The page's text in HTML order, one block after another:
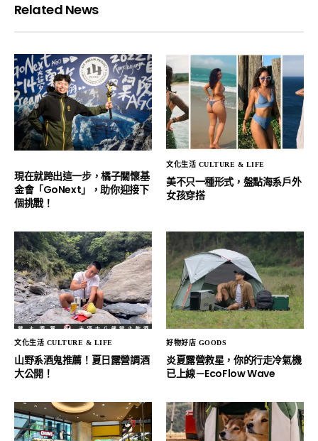
Related News
現在就跨出這一步，橘子關懷基
金會「GoNext」，助你迎接下
個挑戰！
文化生活 CULTURE & LIFE
美不只一種形式，盤點海系戶外
女孩穿搭
文化生活 CULTURE & LIFE
山野系酒鬼推薦！夏日露營調酒
大公開！
好物好店 GOODS
炎夏露營救星，你的行走冷氣機
已上線－EcoFlow Wave